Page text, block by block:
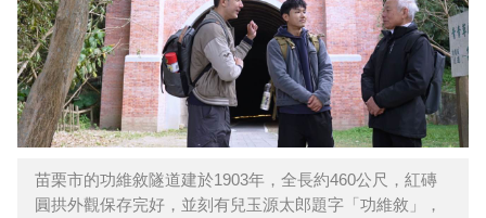
苗栗市的功維敘隧道建於1903年，全長約460公尺，紅磚
圓拱外觀保存完好，並刻有兒玉源太郎題字「功維敘」，